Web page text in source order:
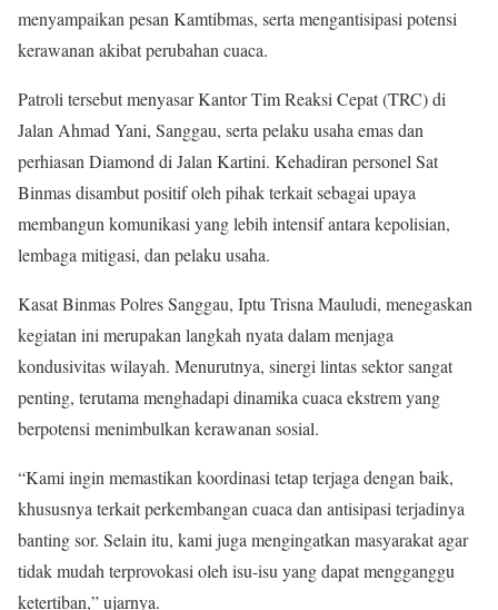
menyampaikan pesan Kamtibmas, serta mengantisipasi potensi
kerawanan akibat perubahan cuaca.
Patroli tersebut menyasar Kantor Tim Reaksi Cepat (TRC) di
Jalan Ahmad Yani, Sanggau, serta pelaku usaha emas dan
perhiasan Diamond di Jalan Kartini. Kehadiran personel Sat
Binmas disambut positif oleh pihak terkait sebagai upaya
membangun komunikasi yang lebih intensif antara kepolisian,
lembaga mitigasi, dan pelaku usaha.
Kasat Binmas Polres Sanggau, Iptu Trisna Mauludi, menegaskan
kegiatan ini merupakan langkah nyata dalam menjaga
kondusivitas wilayah. Menurutnya, sinergi lintas sektor sangat
penting, terutama menghadapi dinamika cuaca ekstrem yang
berpotensi menimbulkan kerawanan sosial.
“Kami ingin memastikan koordinasi tetap terjaga dengan baik,
khususnya terkait perkembangan cuaca dan antisipasi terjadinya
banting sor. Selain itu, kami juga mengingatkan masyarakat agar
tidak mudah terprovokasi oleh isu-isu yang dapat mengganggu
ketertiban,” ujarnya.